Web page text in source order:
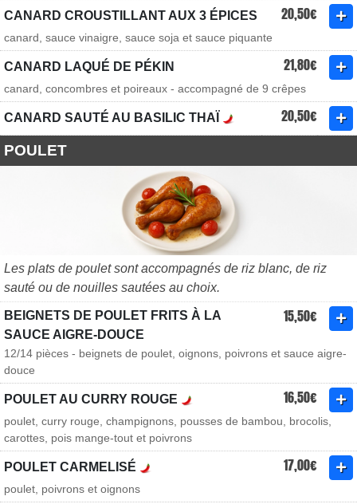
CANARD CROUSTILLANT AUX 3 ÉPICES 20,50€
canard, sauce vinaigre, sauce soja et sauce piquante
CANARD LAQUÉ DE PÉKIN 21,80€
canard, concombres et poireaux - accompagné de 9 crêpes
CANARD SAUTÉ AU BASILIC THAÏ 20,50€
POULET
Les plats de poulet sont accompagnés de riz blanc, de riz
sauté ou de nouilles sautées au choix.
BEIGNETS DE POULET FRITS À LA
SAUCE AIGRE-DOUCE
15,50€
12/14 pièces - beignets de poulet, oignons, poivrons et sauce aigre-
douce
POULET AU CURRY ROUGE 16,50€
poulet, curry rouge, champignons, pousses de bambou, brocolis,
carottes, pois mange-tout et poivrons
POULET CARMELISÉ 17,00€
poulet, poivrons et oignons